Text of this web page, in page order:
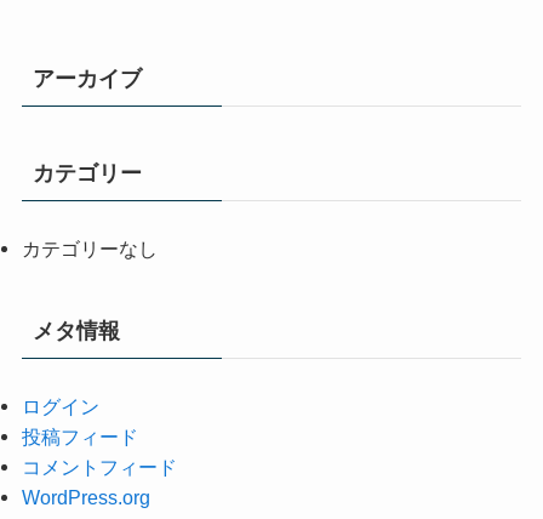
アーカイブ
カテゴリー
カテゴリーなし
メタ情報
ログイン
投稿フィード
コメントフィード
WordPress.org